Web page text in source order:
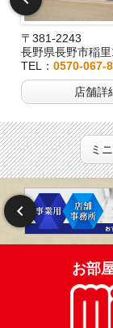
〒381-2243
長野県長野市稲
TEL：0570-067-
店舗詳
ミ
お部